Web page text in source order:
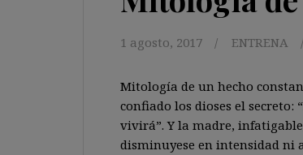
1 agosto, 2017 ENTRENA
Mitología de un hecho
confiado los dioses el
vivirá”. Y la madre,
disminuyese en intensidad ni